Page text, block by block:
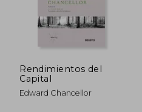
dcto.
Rendimientos del
Capital
Edward Chancellor